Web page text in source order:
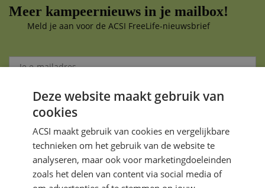
Meer kampeernieuws in je mailbox!
Meld je aan voor de ACSI FreeLife-nieuwsbrief
Aanmelden
Je gegevens zijn veilig en worden niet gedeeld met anderen
Deze website maakt gebruik van
cookies
ACSI maakt gebruik van cookies en vergelijkbare
technieken om het gebruik van de website te
analyseren, maar ook voor marketingdoeleinden
zoals het delen van content via social media of